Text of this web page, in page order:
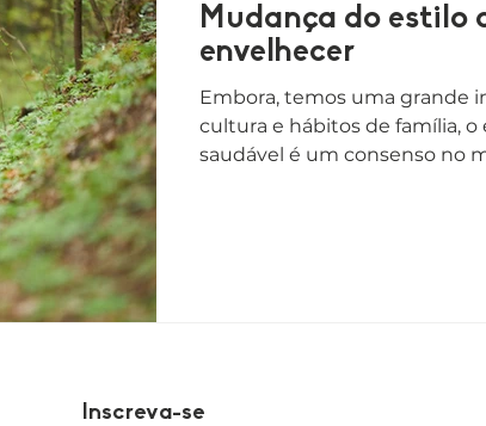
Mudança do estilo
envelhecer
Embora, temos uma grande
cultura e hábitos de família, o
saudável é um consenso no
Inscreva-se